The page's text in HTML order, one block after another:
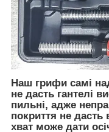
Наш грифи самі
не дасть гантелі
пильні, адже
покриття не дасть
хват може дати